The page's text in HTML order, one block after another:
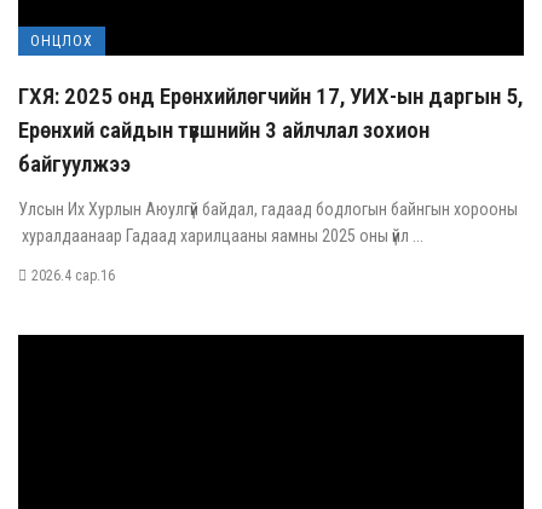
ОНЦЛОХ
ГХЯ: 2025 онд Ерөнхийлөгчийн 17, УИХ-ын даргын 5,
Ерөнхий сайдын түвшнийн 3 айлчлал зохион
байгуулжээ
Улсын Их Хурлын Аюулгүй байдал, гадаад бодлогын байнгын хорооны
хуралдаанаар Гадаад харилцааны яамны 2025 оны үйл ...
2026.4 сар.16